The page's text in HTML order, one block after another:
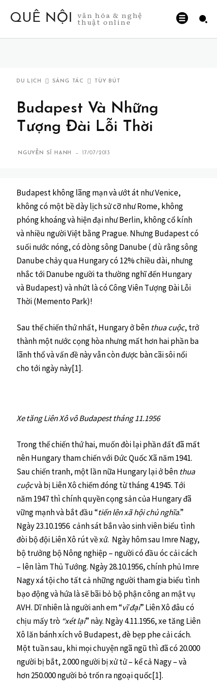
QUÊ NỘI văn hóa & nghệ
thuật online
DU LỊCH SÁNG TÁC TÙY BÚT
Budapest Và Những
Tượng Đài Lỗi Thời
NGUYỄN SĨ HẠNH - 17/07/2013
Budapest không lãng mạn và ướt át như Venice,
không có một bề dày lịch sử cỡ như Rome, không
phóng khoáng và hiện đại như Berlin, không cổ kính
và nhiều người Việt bằng Prague. Nhưng Budapest có
suối nước nóng, có dòng sông Danube ( dù rằng sông
Danube chảy qua Hungary có 12% chiều dài, nhưng
nhắc tới Danube người ta thường nghĩ đến Hungary
và Budapest) và nhứt là có Công Viên Tượng Đài Lỗi
Thời (Memento Park)!
Sau thế chiến thứ nhất, Hungary ở bên thua cuộc, trở
thành một nước cọng hòa nhưng mất hơn hai phần ba
lãnh thổ và vấn đề này vẫn còn được bàn cãi sôi nổi
cho tới ngày này[1].
Xe tăng Liên Xô vô Budapest tháng 11.1956
Trong thế chiến thứ hai, muốn đòi lại phần đất đã mất
nên Hungary tham chiến với Đức Quốc Xã năm 1941.
Sau chiến tranh, một lần nữa Hungary lại ở bên thua
cuộcvà bị Liên Xô chiếm đóng từ tháng 4.1945. Tới
năm 1947 thì chính quyền cọng sản của Hungary đã
vững mạnh và bắt đầu “tiến lên xã hội chủ nghĩa.”
Ngày 23.10.1956 cảnh sát bắn vào sinh viên biểu tình
đòi bộ đội Liên Xô rút về xứ. Ngày hôm sau Imre Nagy,
bộ trưởng bộ Nông nghiệp – người có đầu óc cải cách
– lên làm Thủ Tướng. Ngày 28.10.1956, chính phủ Imre
Nagy xá tội cho tất cả những người tham gia biểu tình
bạo động và hứa là sẽ bãi bỏ bộ phận công an mật vụ
AVH. Dĩ nhiên là người anh em “vĩ đại” Liên Xô đâu có
chịu mấy trò “xét lại” này. Ngày 4.11.1956, xe tăng Liên
Xô lăn bánh xích vô Budapest, đè bẹp phe cải cách.
Một tuần sau, khi mọi chuyện ngã ngũ thì đã có 20.000
người bị bắt, 2.000 người bị xử tử – kể cả Nagy – và
hơn 250.000 người bỏ trốn ra ngoại quốc[1].